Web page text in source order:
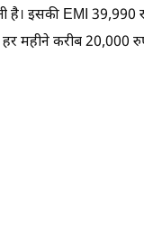
है। इसकी EMI 39,990
महीने करीब 20,000